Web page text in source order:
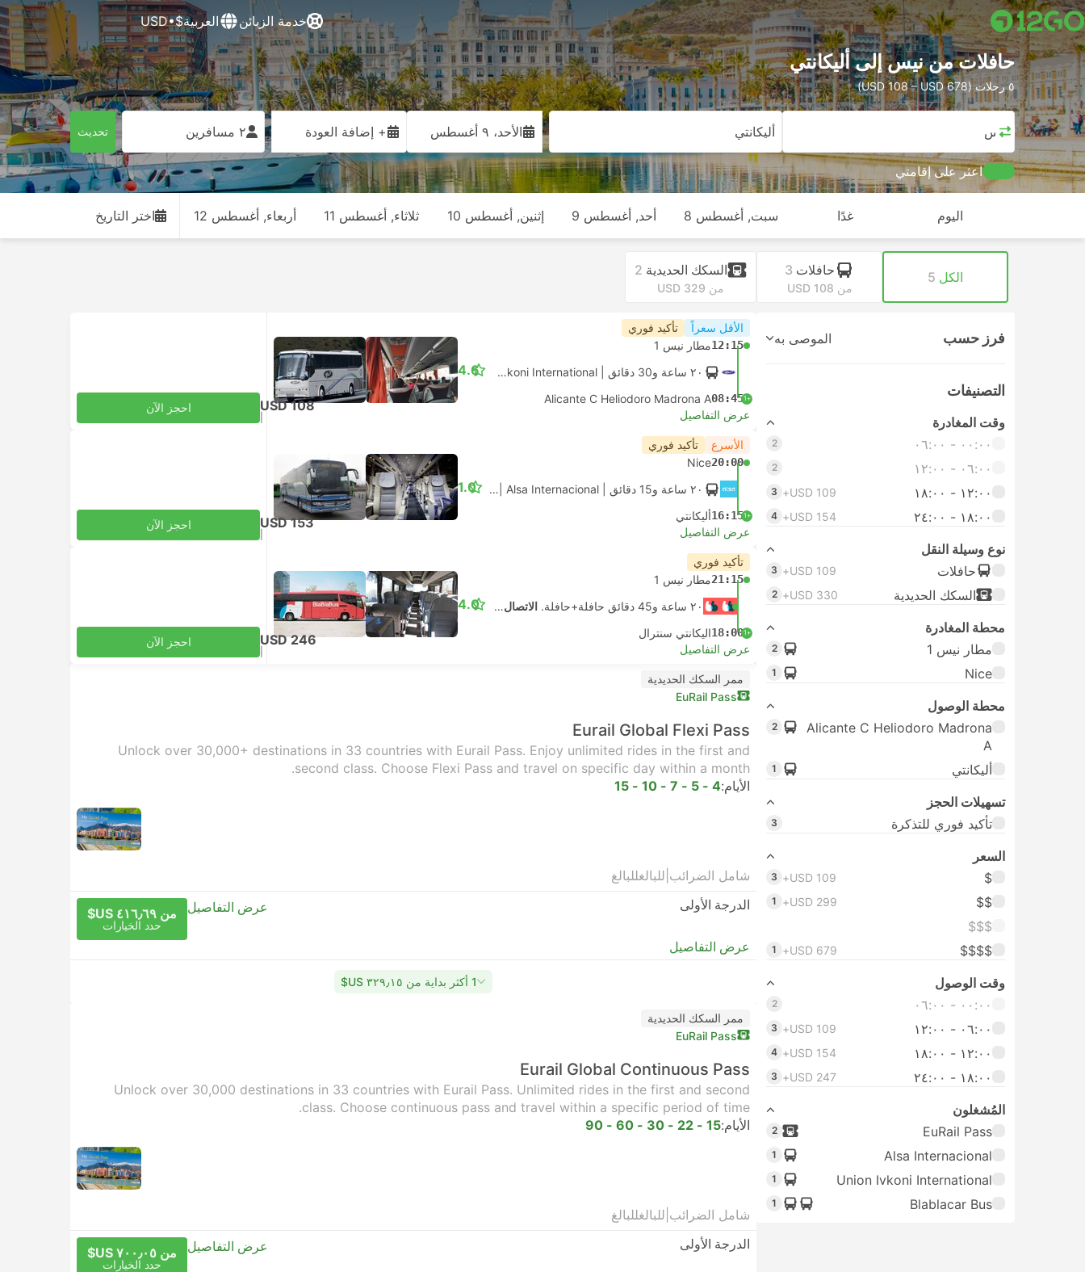
خدمة الزبائن العربية$•USD
حافلات من نيس إلى أليكانتي
٥ رحلات (USD 108 – USD 678)
نيس أليكانتي الأحد، ٩ أغسطس + إضافة العودة ٢ مسافرين تحديث
اعثر على إقامتي
اليوم غدًا سبت, أغسطس 8 أحد, أغسطس 9 إثنين, أغسطس 10 ثلاثاء, أغسطس 11 أربعاء, أغسطس 12 اختر التاريخ
الكل 5 حافلات 3
من USD 108
السكك الحديدية 2
من USD 329
فرز حسب الموصى به
التصنيفات
وقت المغادرة
٠٠:٠٠ ‏- ٠٦:٠٠
2
٠٦:٠٠ ‏- ١٢:٠٠ 2
١٢:٠٠ ‏- ١٨:٠٠ USD 109+
3
١٨:٠٠ ‏-‏ ٢٤:٠٠ USD 154+
4
نوع وسيلة النقل
حافلات
USD 109+
3
السكك الحديدية USD 330+
2
محطة المغادرة
مطار نيس 1
2
Nice
1
محطة الوصول
Alicante C Heliodoro Madrona
A
2
أليكانتي 1
تسهيلات الحجز
تأكيد فوري للتذكرة
3
السعر
$
USD 109+
3
$$
USD 299+
1
$$$
$$$$
USD 679+
1
وقت الوصول
٠٠:٠٠ ‏- ٠٦:٠٠
2
٠٦:٠٠ ‏- ١٢:٠٠ USD 109+
3
١٢:٠٠ ‏- ١٨:٠٠ USD 154+
4
١٨:٠٠ ‏-‏ ٢٤:٠٠ USD 247+
3
المُشغلون
EuRail Pass
2
Alsa Internacional
1
Union Ivkoni International
1
Blablacar Bus
1
الأقل سعراً تأكيد فوري
12:15مطار نيس 1
٢٠ ساعة و‫30 دقائق
|حافلة|قياسي مكيف
+1
08:45
Alicante C Heliodoro Madrona A
4.6
عرض التفاصيل
USD 108 احجز الآن
الأسرع تأكيد فوري
20:00
Nice
٢٠ ساعة و‫15 دقائق
حافلة|طبيعي
+1
16:15أليكانتي
1.0
عرض التفاصيل
USD 153 احجز الآن
تأكيد فوري
21:15مطار نيس 1
٢٠ ساعة و‫45 دقائق حافلة+حافلة.
الاتصال الذاتي
+1
18:00اليكانتي سنترال
4.0
عرض التفاصيل
USD 246 احجز الآن
ممر السكك الحديدية
EuRail Pass
Eurail Global Flexi Pass
Unlock over 30,000+ destinations in 33 countries with Eurail Pass. Enjoy unlimited rides in the first and
second class. Choose Flexi Pass and travel on specific day within a month.
الأيام:4 - 5 - 7 - 10 - 15
شامل الضرائب للبالغللبالغ
الدرجة الأولى
عرض التفاصيل من ٤١٦٫٦٩ US$
حدد الخيارات
عرض التفاصيل
1 أكثر بداية من ٣٢٩٫١٥ US$
ممر السكك الحديدية
EuRail Pass
Eurail Global Continuous Pass
Unlock over 30,000 destinations in 33 countries with Eurail Pass. Unlimited rides in the first and second
class. Choose continuous pass and travel within a specific period of time.
الأيام:15 - 22 - 30 - 60 - 90
شامل الضرائب للبالغللبالغ
الدرجة الأولى
عرض التفاصيل من ٧٠٠٫٠٥ US$
حدد الخيارات